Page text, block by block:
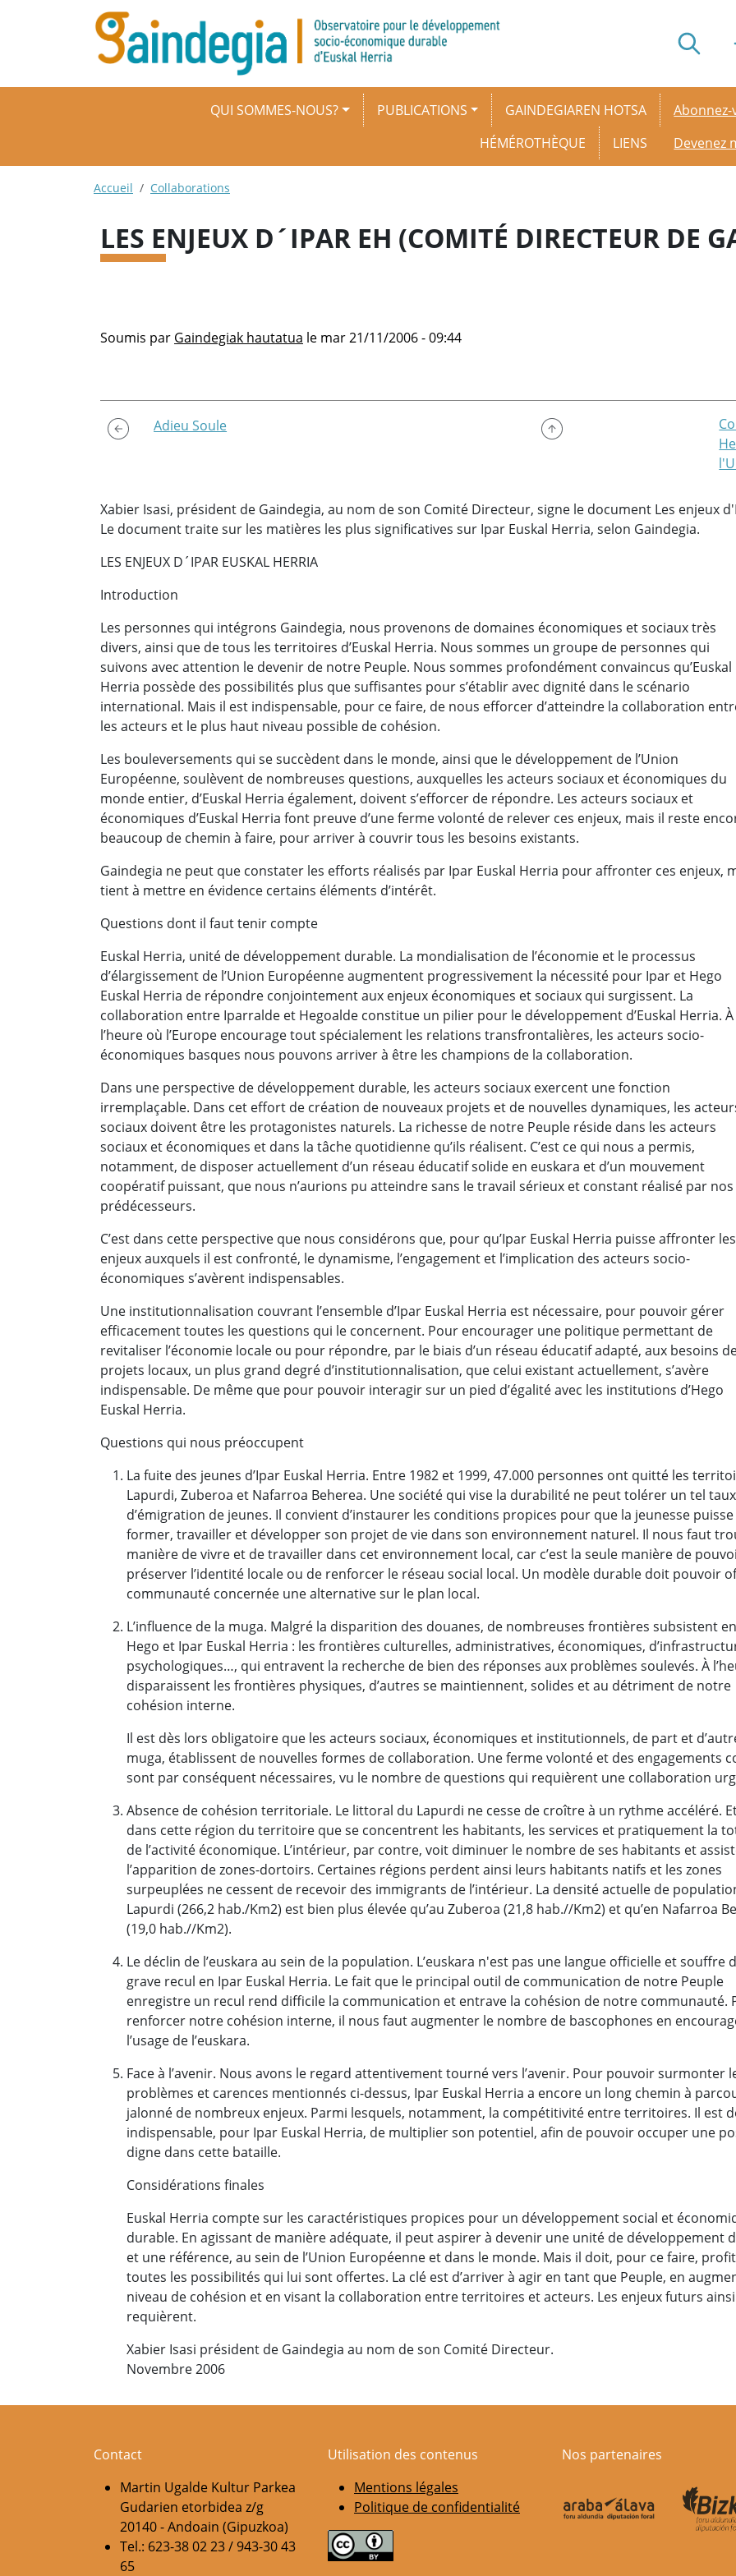
Aller au contenu principal
Navigation principaleQUI SOMMES-NOUS? PUBLICATIONS
GAINDEGIAREN HOTSA
HÉMÉROTHÈQUE
LIENS
Devenez
Fil d'Ariane
Accueil Collaborations
LES ENJEUX D´IPAR EH (COMITÉ DIRECTEUR DE
Soumis par Gaindegiak hautatua le mar 21/11/2006 - 09:44
Adieu Soule
Xabier Isasi, président de Gaindegia, au nom de son Comité Directeur, signe le document Les enjeux
Le document traite sur les matières les plus significatives sur Ipar Euskal Herria, selon Gaindegia.
LES ENJEUX D´IPAR EUSKAL HERRIA
Introduction
Les personnes qui intégrons Gaindegia, nous provenons de domaines économiques et sociaux très
divers, ainsi que de tous les territoires d’Euskal Herria. Nous sommes un groupe de personnes qui
suivons avec attention le devenir de notre Peuple. Nous sommes profondément convaincus qu’Euskal
Herria possède des possibilités plus que suffisantes pour s’établir avec dignité dans le scénario
international. Mais il est indispensable, pour ce faire, de nous efforcer d’atteindre la collaboration
les acteurs et le plus haut niveau possible de cohésion.
Les bouleversements qui se succèdent dans le monde, ainsi que le développement de l’Union
Européenne, soulèvent de nombreuses questions, auxquelles les acteurs sociaux et économiques du
monde entier, d’Euskal Herria également, doivent s’efforcer de répondre. Les acteurs sociaux et
économiques d’Euskal Herria font preuve d’une ferme volonté de relever ces enjeux, mais il reste
beaucoup de chemin à faire, pour arriver à couvrir tous les besoins existants.
Gaindegia ne peut que constater les efforts réalisés par Ipar Euskal Herria pour affronter ces enjeux,
tient à mettre en évidence certains éléments d’intérêt.
Questions dont il faut tenir compte
Euskal Herria, unité de développement durable. La mondialisation de l’économie et le processus
d’élargissement de l’Union Européenne augmentent progressivement la nécessité pour Ipar et Hego
Euskal Herria de répondre conjointement aux enjeux économiques et sociaux qui surgissent. La
collaboration entre Iparralde et Hegoalde constitue un pilier pour le développement d’Euskal Herria. À
l’heure où l’Europe encourage tout spécialement les relations transfrontalières, les acteurs socio-
économiques basques nous pouvons arriver à être les champions de la collaboration.
Dans une perspective de développement durable, les acteurs sociaux exercent une fonction
irremplaçable. Dans cet effort de création de nouveaux projets et de nouvelles dynamiques, les
sociaux doivent être les protagonistes naturels. La richesse de notre Peuple réside dans les acteurs
sociaux et économiques et dans la tâche quotidienne qu’ils réalisent. C’est ce qui nous a permis,
notamment, de disposer actuellement d’un réseau éducatif solide en euskara et d’un mouvement
coopératif puissant, que nous n’aurions pu atteindre sans le travail sérieux et constant réalisé par nos
prédécesseurs.
C’est dans cette perspective que nous considérons que, pour qu’Ipar Euskal Herria puisse affronter les
enjeux auxquels il est confronté, le dynamisme, l’engagement et l’implication des acteurs socio-
économiques s’avèrent indispensables.
Une institutionnalisation couvrant l’ensemble d’Ipar Euskal Herria est nécessaire, pour pouvoir gérer
efficacement toutes les questions qui le concernent. Pour encourager une politique permettant de
revitaliser l’économie locale ou pour répondre, par le biais d’un réseau éducatif adapté, aux besoins
projets locaux, un plus grand degré d’institutionnalisation, que celui existant actuellement, s’avère
indispensable. De même que pour pouvoir interagir sur un pied d’égalité avec les institutions d’Hego
Euskal Herria.
Questions qui nous préoccupent
La fuite des jeunes d’Ipar Euskal Herria. Entre 1982 et 1999, 47.000 personnes ont quitté les
Lapurdi, Zuberoa et Nafarroa Beherea. Une société qui vise la durabilité ne peut tolérer un tel taux
d’émigration de jeunes. Il convient d’instaurer les conditions propices pour que la jeunesse puisse
former, travailler et développer son projet de vie dans son environnement naturel. Il nous faut
manière de vivre et de travailler dans cet environnement local, car c’est la seule manière de
préserver l’identité locale ou de renforcer le réseau social local. Un modèle durable doit pouvoir
communauté concernée une alternative sur le plan local.
L’influence de la muga. Malgré la disparition des douanes, de nombreuses frontières subsistent
Hego et Ipar Euskal Herria : les frontières culturelles, administratives, économiques,
psychologiques…, qui entravent la recherche de bien des réponses aux problèmes soulevés. À
disparaissent les frontières physiques, d’autres se maintiennent, solides et au détriment de notre
cohésion interne.
Il est dès lors obligatoire que les acteurs sociaux, économiques et institutionnels, de part et
muga, établissent de nouvelles formes de collaboration. Une ferme volonté et des engagements
sont par conséquent nécessaires, vu le nombre de questions qui requièrent une collaboration
Absence de cohésion territoriale. Le littoral du Lapurdi ne cesse de croître à un rythme accéléré. Et
dans cette région du territoire que se concentrent les habitants, les services et pratiquement la
de l’activité économique. L’intérieur, par contre, voit diminuer le nombre de ses habitants et
l’apparition de zones-dortoirs. Certaines régions perdent ainsi leurs habitants natifs et les zones
surpeuplées ne cessent de recevoir des immigrants de l’intérieur. La densité actuelle de
Lapurdi (266,2 hab./Km2) est bien plus élevée qu’au Zuberoa (21,8 hab.//Km2) et qu’en Nafarroa
(19,0 hab.//Km2).
Le déclin de l’euskara au sein de la population. L’euskara n'est pas une langue officielle et souffre
grave recul en Ipar Euskal Herria. Le fait que le principal outil de communication de notre Peuple
enregistre un recul rend difficile la communication et entrave la cohésion de notre communauté.
renforcer notre cohésion interne, il nous faut augmenter le nombre de bascophones en
l’usage de l’euskara.
Face à l’avenir. Nous avons le regard attentivement tourné vers l’avenir. Pour pouvoir surmonter
problèmes et carences mentionnés ci-dessus, Ipar Euskal Herria a encore un long chemin à
jalonné de nombreux enjeux. Parmi lesquels, notamment, la compétitivité entre territoires. Il est
indispensable, pour Ipar Euskal Herria, de multiplier son potentiel, afin de pouvoir occuper une
digne dans cette bataille.
Considérations finales
Euskal Herria compte sur les caractéristiques propices pour un développement social et
durable. En agissant de manière adéquate, il peut aspirer à devenir une unité de développement
et une référence, au sein de l’Union Européenne et dans le monde. Mais il doit, pour ce faire,
toutes les possibilités qui lui sont offertes. La clé est d’arriver à agir en tant que Peuple, en
niveau de cohésion et en visant la collaboration entre territoires et acteurs. Les enjeux futurs
requièrent.
Xabier Isasi président de Gaindegia au nom de son Comité Directeur.
Novembre 2006
Contact
Martin Ugalde Kultur Parkea
Gudarien etorbidea z/g
20140 - Andoain (Gipuzkoa)
Tel.: 623-38 02 23 / 943-30 43
65
Utilisation des contenus
Mentions légales
Politique de confidentialité
Nos partenaires